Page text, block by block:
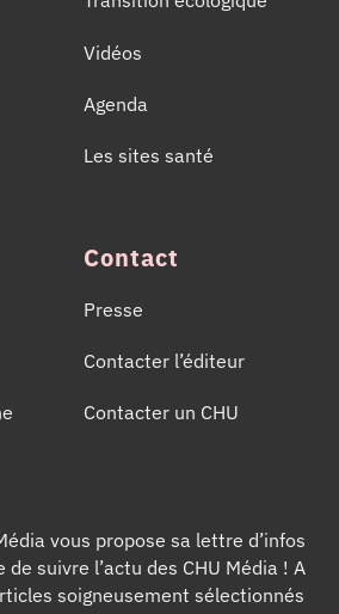
Vidéos
Agenda
Les sites santé
Contact
Presse
Contacter l’éditeur
Contacter un CHU
vous propose sa lettre d’infos
suivre l’actu des CHU Média ! A
soigneusement sélectionnés